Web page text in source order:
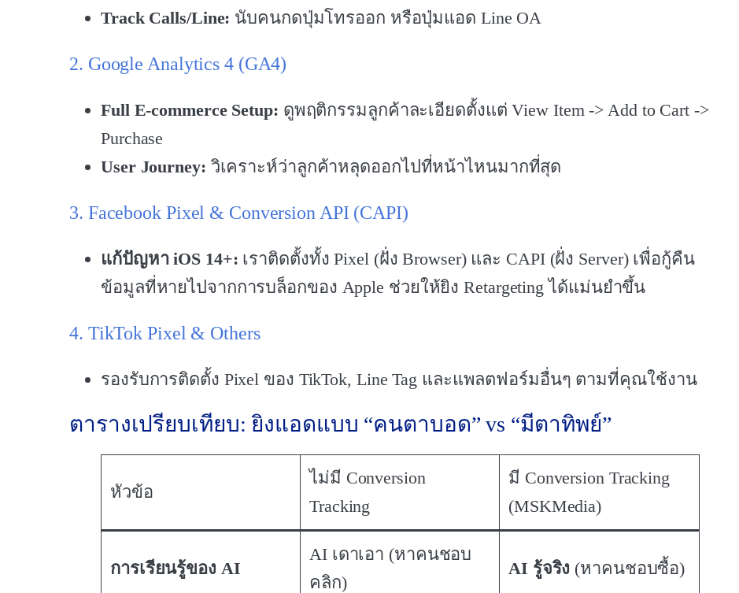
Track Calls/Line: นับคนกดปุ่มโทรออก หรือปุ่มแอด Line OA
2. Google Analytics 4 (GA4)
Full E-commerce Setup: ดูพฤติกรรมลูกค้าละเอียดตั้งแต่ View Item -> Add to Cart ->
Purchase
User Journey: วิเคราะห์ว่าลูกค้าหลุดออกไปที่หน้าไหนมากที่สุด
3. Facebook Pixel & Conversion API (CAPI)
แก้ปัญหา iOS 14+: เราติดตั้งทั้ง Pixel (ฝั่ง Browser) และ CAPI (ฝั่ง Server) เพื่อกู้คืน
ข้อมูลที่หายไปจากการบล็อกของ Apple ช่วยให้ยิง Retargeting ได้แม่นยำขึ้น
4. TikTok Pixel & Others
รองรับการติดตั้ง Pixel ของ TikTok, Line Tag และแพลตฟอร์มอื่นๆ ตามที่คุณใช้งาน
ตารางเปรียบเทียบ: ยิงแอดแบบ “คนตาบอด” vs “มีตาทิพย์”
หัวข้อ
ไม่มี Conversion
Tracking
มี Conversion Tracking
(MSKMedia)
การเรียนรู้ของ AI
AI เดาเอา (หาคนชอบ
คลิก)
AI รู้จริง (หาคนชอบซื้อ)